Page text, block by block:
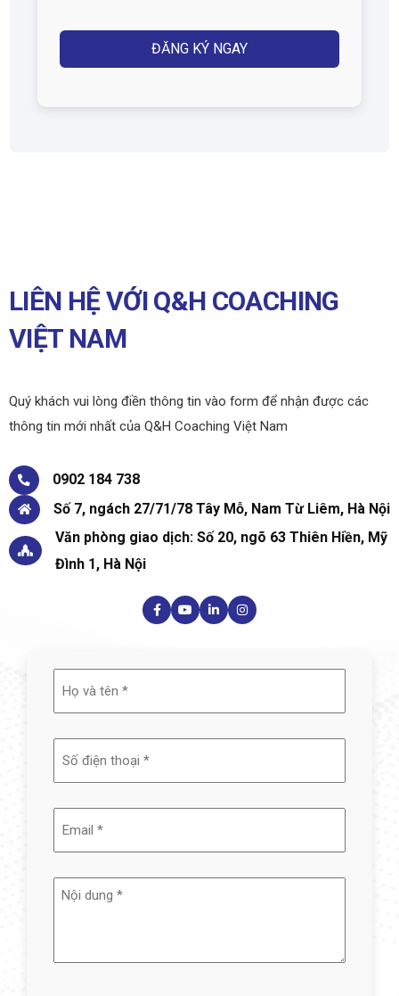
LIÊN HỆ VỚI Q&H COACHING
VIỆT NAM
Quý khách vui lòng điền thông tin vào form để nhận được các
thông tin mới nhất của Q&H Coaching Việt Nam
0902 184 738
Số 7, ngách 27/71/78 Tây Mỗ, Nam Từ Liêm, Hà Nội
Văn phòng giao dịch: Số 20, ngõ 63 Thiên Hiền, Mỹ
Đình 1, Hà Nội
tên
(Required)
Nội